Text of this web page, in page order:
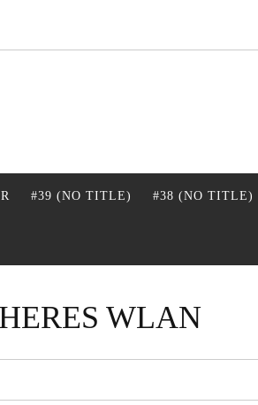
#39 (NO TITLE) #38 (NO TITLE)
WLAN